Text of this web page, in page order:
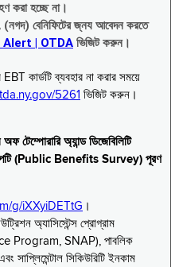
করা হচ্ছে না।
(নগদ) বেনিফিটের জ্নয আবেদন করতে
| OTDA ভিজিট করুন।
কার্ডটি ব্যবহার না করার সময়ে
5261 ভিজিট করুন।
টেম্পোরারি অ্যান্ড ডিজেবিলিটি
(Public Benefits Survey) পূরণ
g/iXXyiDETtG ।
অ্যাসিস্টেন্স প্রোগ্রাম
Program, SNAP), পাবলিক
সিকিউরিটি ইনকাম